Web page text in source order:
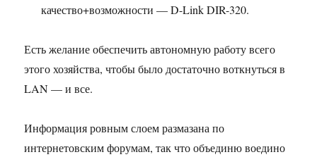
качество+возможности — D-Link DIR-320.
Есть желание обеспечить автономную работу всего
этого хозяйства, чтобы было достаточно воткнуться в
LAN — и все.
Информация ровным слоем размазана по
интернетовским форумам, так что объединю воедино